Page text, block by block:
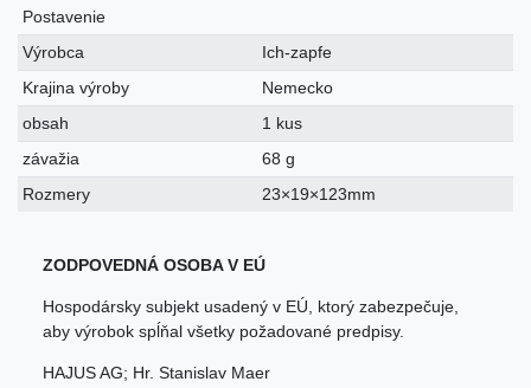
Postavenie
Výrobca
Ich-zapfe
Krajina výroby
Nemecko
obsah
1 kus
závažia
68 g
Rozmery
23×19×123mm
ZODPOVEDNÁ OSOBA V EÚ
Hospodársky subjekt usadený v EÚ, ktorý zabezpečuje,
aby výrobok spĺňal všetky požadované predpisy.
HAJUS AG; Hr. Stanislav Maer